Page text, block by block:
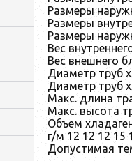
Размеры
Размеры
Размеры
Вес
Вес внешнего
Диаметр труб
Диаметр труб
Макс. длина
Макс. высота
Объем
г/м 12 12 12 15
Допустимая